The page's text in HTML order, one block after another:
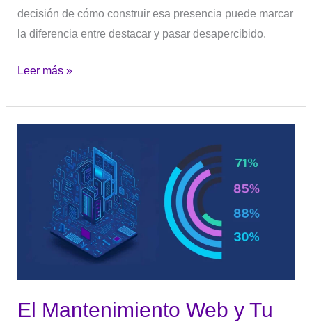
decisión de cómo construir esa presencia puede marcar
la diferencia entre destacar y pasar desapercibido.
Leer más »
El Mantenimiento Web y Tu
Mantenimiento
Negocio: